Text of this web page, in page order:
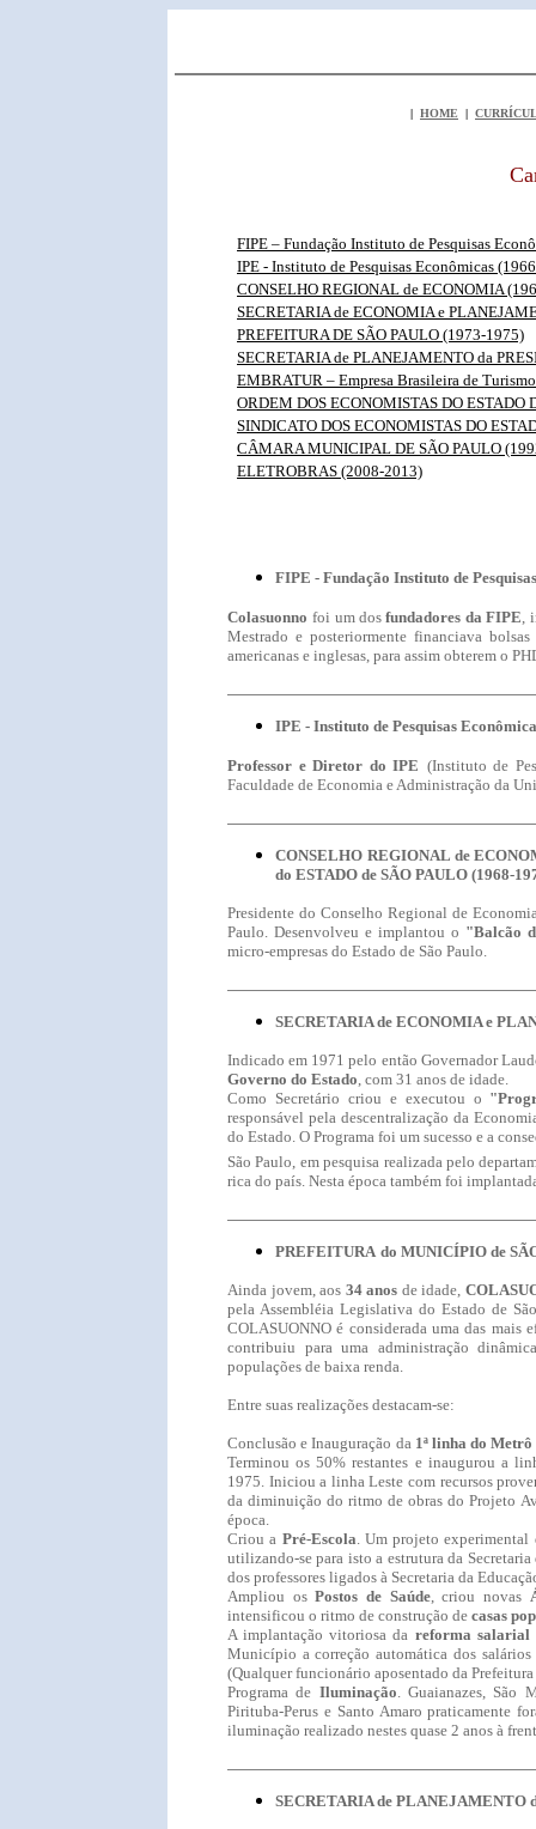
| HOME |
FIPE – Fundação Instituto de Pesquisas
IPE - Instituto de Pesquisas Econômicas
CONSELHO REGIONAL de ECONOMIA
SECRETARIA de ECONOMIA e
PREFEITURA DE SÃO PAULO (1973-1975)
SECRETARIA de PLANEJAMENTO da
EMBRATUR – Empresa Brasileira de
ORDEM DOS ECONOMISTAS DO ESTADO
SINDICATO DOS ECONOMISTAS DO
CÂMARA MUNICIPAL DE SÃO PAULO
ELETROBRAS (2008-2013)
FIPE - Fundação Instituto de
Colasuonno foi um dosfundadores da FIPE,
Mestrado e posteriormente financiava
americanas e inglesas, para assim obterem o
IPE - Instituto de Pesquisas
Professor e Diretor do IPE (Instituto de
Faculdade de Economia e Administração da
CONSELHO REGIONAL de
do ESTADO de SÃO PAULO (1968-
Presidente do Conselho Regional de
Paulo. Desenvolveu e implantou o "Balcão
micro-empresas do Estado de São Paulo.
SECRETARIAde ECONOMIA e
Indicado em 1971 pelo então Governador
Governo do Estado, com 31 anos de idade.
Como Secretário criou e executou o
responsável pela descentralização da
do Estado. O Programa foi um sucesso e a
São Paulo, em pesquisa realizada pelo
rica do país. Nesta época também foi
PREFEITURA do MUNICÍPIO de
Ainda jovem, aos 34 anos de idade,
pela Assembléia Legislativa do Estado de
COLASUONNO é considerada uma das mais
contribuiu para uma administração
populações de baixa renda.
Entre suas realizações destacam-se:
Conclusão e Inauguração da 1ª linha do Metrô
Terminou os 50% restantes e inaugurou a
1975. Iniciou a linha Leste com recursos
da diminuição do ritmo de obras do Projeto
época.
Criou a Pré-Escola. Um projeto experimental
utilizando-se para isto a estrutura da
dos professores ligados à Secretaria da
Ampliou osPostos de Saúde, criou novas
intensificou o ritmo de construção de casas
A implantação vitoriosa da reforma salarial
Município a correção automática dos
(Qualquer funcionário aposentado da
Programa de Iluminação. Guaianazes, São
Pirituba-Perus e Santo Amaro praticamente
iluminação realizado nestes quase 2 anos à
SECRETARIA de PLANEJAMENTO